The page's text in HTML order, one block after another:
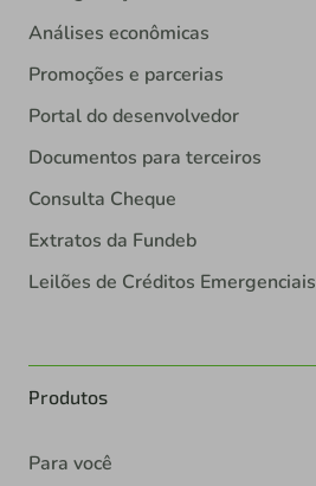
Análises econômicas
Promoções e parcerias
Portal do desenvolvedor
Documentos para terceiros
Consulta Cheque
Extratos da Fundeb
Leilões de Créditos Emergenciais
Produtos
Para você